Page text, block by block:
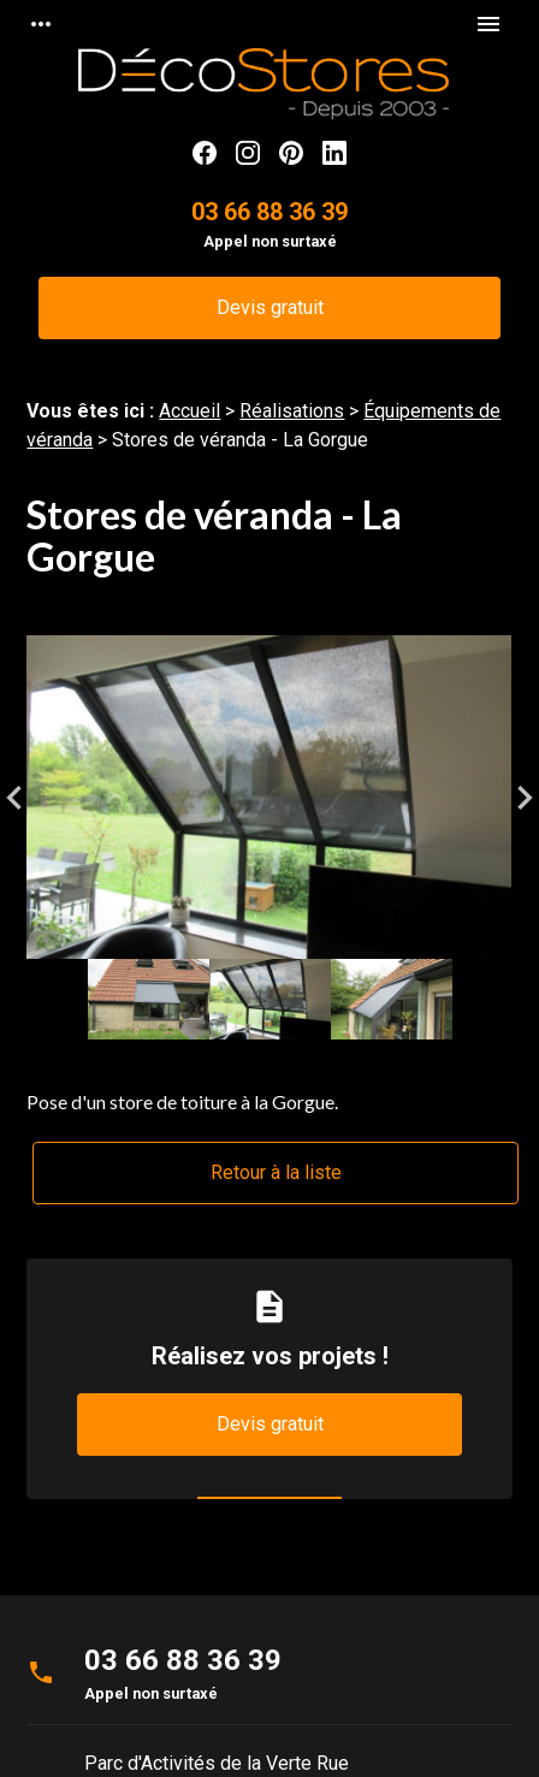
more_horiz menu
03 66 88 36 39
Appel non surtaxé
Devis gratuit
Vous êtes ici :Accueil > Réalisations > Équipements de
véranda >Stores de véranda - La Gorgue
Stores de véranda - La
Gorgue
Pose d'un store de toiture à la Gorgue.
Retour à la liste
description
Réalisez vos projets !
Devis gratuit
phone 03 66 88 36 39
Appel non surtaxé
Parc d'Activités de la Verte Rue